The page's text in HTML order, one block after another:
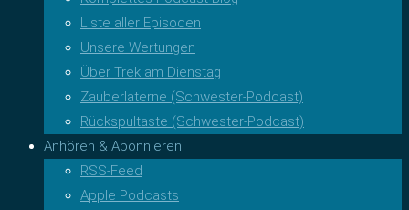
Liste aller Episoden
Unsere Wertungen
Über Trek am Dienstag
Zauberlaterne (Schwester-Podcast)
Rückspultaste (Schwester-Podcast)
Anhören & Abonnieren
RSS-Feed
Apple Podcasts